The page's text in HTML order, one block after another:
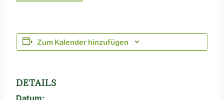
Zum Kalender hinzufügen
DETAILS
Datum: